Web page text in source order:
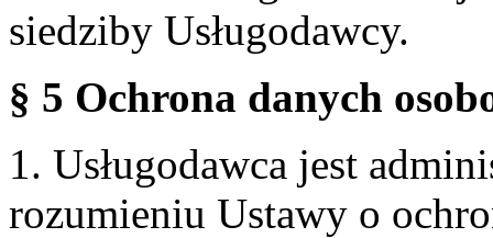
siedziby Usługodawcy.
§ 5 Ochrona danych
1. Usługodawca jest
rozumieniu Ustawy o